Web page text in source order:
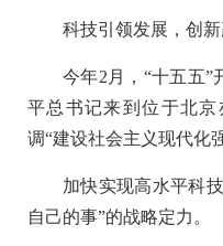
科技引领发展，创新
今年2月，“十五五”
平总书记来到位于北
调“建设社会主义现代化
加快实现高水平科
自己的事”的战略定力。